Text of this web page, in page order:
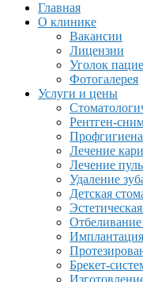
Главная
О клинике
Вакансии
Лицензии
Уголок
Фотогалерея
Услуги и цены
Рентген-
Профгигиена
Лечение
Лечение
Удаление
Детская
Отбеливание
Брекет-